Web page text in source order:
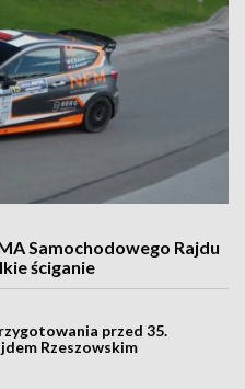
Samochodowego Rajdu
ściganie
przed 35.
Rzeszowskim